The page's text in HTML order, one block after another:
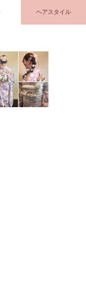
ヘアスタイル